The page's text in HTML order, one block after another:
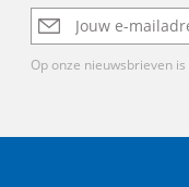
E-
mailadres
Op onze nieuwsbrieven